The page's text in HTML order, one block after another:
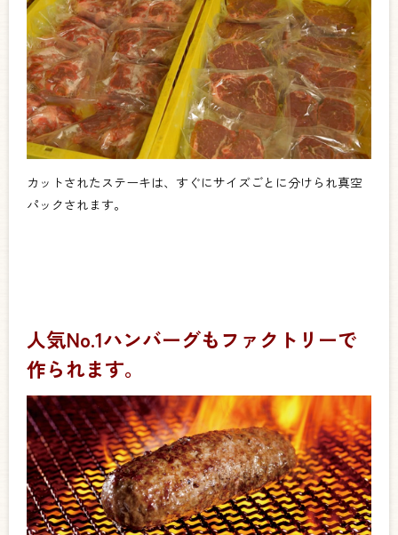
カットされたステーキは、すぐにサイズごとに分けられ真空
パックされます。
人気No.1ハンバーグもファクトリーで
作られます。